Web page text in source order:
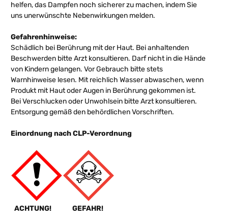
helfen, das Dampfen noch sicherer zu machen, indem Sie
uns unerwünschte Nebenwirkungen melden.
Gefahrenhinweise:
Schädlich bei Berührung mit der Haut. Bei anhaltenden
Beschwerden bitte Arzt konsultieren. Darf nicht in die Hände
von Kindern gelangen. Vor Gebrauch bitte stets
Warnhinweise lesen. Mit reichlich Wasser abwaschen, wenn
Produkt mit Haut oder Augen in Berührung gekommen ist.
Bei Verschlucken oder Unwohlsein bitte Arzt konsultieren.
Entsorgung gemäß den behördlichen Vorschriften.
Einordnung nach CLP-Verordnung
ACHTUNG! GEFAHR!